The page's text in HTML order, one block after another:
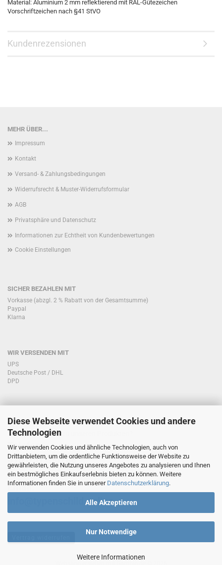
Diese Webseite verwendet Cookies und andere
Technologien
Wir verwenden Cookies und ähnliche Technologien, auch von
Drittanbietern, um die ordentliche Funktionsweise der Website zu
gewährleisten, die Nutzung unseres Angebotes zu analysieren und Ihnen
ein bestmögliches Einkaufserlebnis bieten zu können. Weitere
Informationen finden Sie in unserer Datenschutzerklärung.
Alle Akzeptieren
Nur Notwendige
Weitere Informationen
Material: Aluminium 2 mm reflektierend mit RAL-Gütezeichen
Vorschriftzeichen nach §41 StVO
Kundenrezensionen
MEHR ÜBER...
Impressum
Kontakt
Versand- & Zahlungsbedingungen
Widerrufsrecht & Muster-Widerrufsformular
AGB
Privatsphäre und Datenschutz
Informationen zur Echtheit von Kundenbewertungen
Cookie Einstellungen
SICHER BEZAHLEN MIT
Vorkasse (abzgl. 2 % Rabatt von der Gesamtsumme)
Paypal
Klarna
WIR VERSENDEN MIT
UPS
Deutsche Post / DHL
DPD
KONTAKT KUNDENSERVICE
Sie haben Fragen zu unseren Produkten?
Telefon:
0151/51760708
Email:
info@typenschild.online